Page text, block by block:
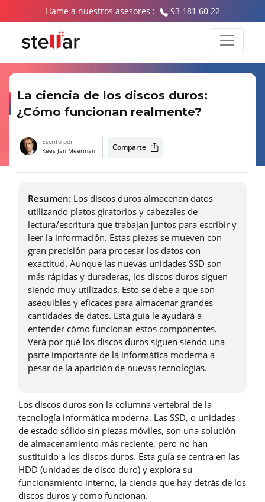
Llame a nuestros asesores : 93 181 60 22
La ciencia de los discos duros:
¿Cómo funcionan realmente?
Escrito por
Kees Jan Meerman
Comparte
Resumen: Los discos duros almacenan datos
utilizando platos giratorios y cabezales de
lectura/escritura que trabajan juntos para escribir y
leer la información. Estas piezas se mueven con
gran precisión para procesar los datos con
exactitud. Aunque las nuevas unidades SSD son
más rápidas y duraderas, los discos duros siguen
siendo muy utilizados. Esto se debe a que son
asequibles y eficaces para almacenar grandes
cantidades de datos. Esta guía le ayudará a
entender cómo funcionan estos componentes.
Verá por qué los discos duros siguen siendo una
parte importante de la informática moderna a
pesar de la aparición de nuevas tecnologías.
Los discos duros son la columna vertebral de la
tecnología informática moderna. Las SSD, o unidades
de estado sólido sin piezas móviles, son una solución
de almacenamiento más reciente, pero no han
sustituido a los discos duros. Esta guía se centra en las
HDD (unidades de disco duro) y explora su
funcionamiento interno, la ciencia que hay detrás de los
discos duros y cómo funcionan.